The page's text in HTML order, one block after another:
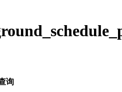
询